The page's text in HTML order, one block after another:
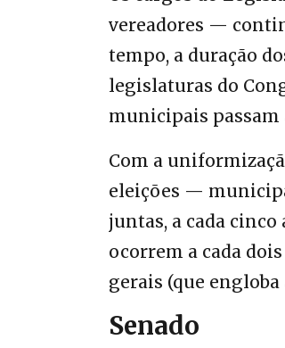
vereadores —
tempo, a duração
legislaturas do
municipais passam
Com a
eleições —
juntas, a cada cinco
ocorrem a cada
gerais (que
Senado